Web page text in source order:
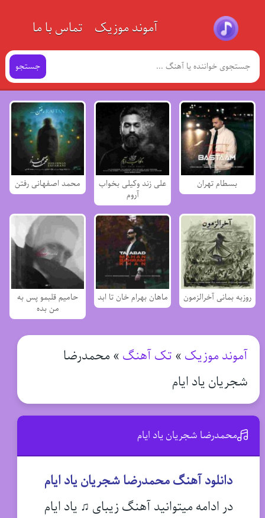
آموند موزیک تماس با ما
جستجو
بسطام تهران
علی زند وکیلی بخواب
آروم
محمد اصفهانی رفتن
روزبه بمانی آخرالزمون ماهان بهرام خان تا ابد
حامیم قلبمو پس به
من بده
آموند موزیک » تک آهنگ » محمدرضا
شجریان یاد ایام
محمدرضا شجریان یاد ایام
دانلود آهنگ محمدرضا شجریان یاد ایام
در ادامه میتوانید آهنگ زیبای ♫ یاد ایام